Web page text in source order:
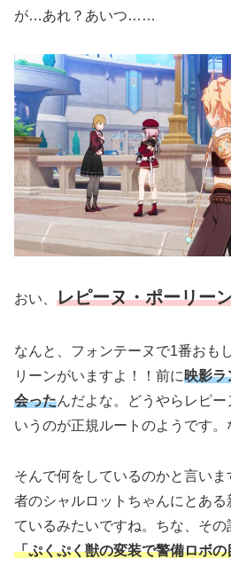
が…あれ？あいつ……
おい、 レピーヌ・ポーリー
なんと、フォンテーヌで1番おも
リーンがいますよ！！前に映影ラ
会ったんだよな。どうやらレピ
いうのが正規ルートのようです。
そんで何をしているのかと言い
者のシャルロットちゃんにとあ
ているみたいですね。ちな、そ
「ぷくぷく獣の変装で警備ロボ